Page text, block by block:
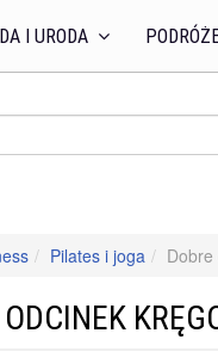
I URODA
Pilates i joga